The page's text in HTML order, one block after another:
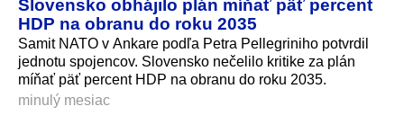
Slovensko obhájilo plán míňať päť percent
HDP na obranu do roku 2035
Samit NATO v Ankare podľa Petra Pellegriniho potvrdil
jednotu spojencov. Slovensko nečelilo kritike za plán
míňať päť percent HDP na obranu do roku 2035.
minulý mesiac